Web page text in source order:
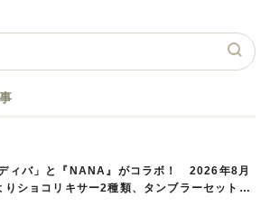
ディバ」と『NANA』がコラボ！ 2026年8月
りショコリキサー2種類、タンブラーセットな